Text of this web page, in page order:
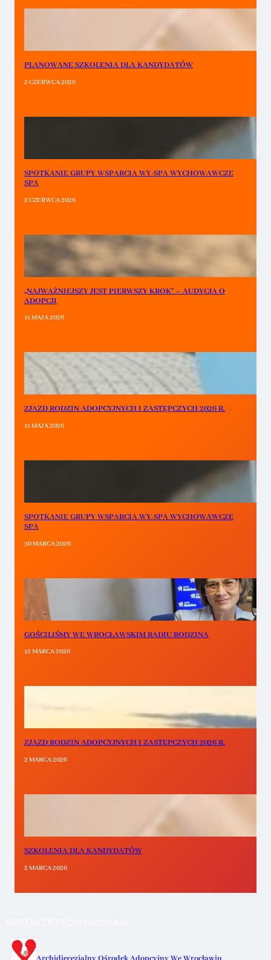
PLANOWANE SZKOLENIA DLA KANDYDATÓW
2 CZERWCA 2026
SPOTKANIE GRUPY WSPARCIA WY-SPA WYCHOWAWCZE
SPA
2 CZERWCA 2026
„NAJWAŻNIEJSZY JEST PIERWSZY KROK” – AUDYCJA O
ADOPCJI
11 MAJA 2026
ZJAZD RODZIN ADOPCYJNYCH I ZASTĘPCZYCH 2026 R.
11 MAJA 2026
SPOTKANIE GRUPY WSPARCIA WY-SPA WYCHOWAWCZE
SPA
30 MARCA 2026
GOŚCILIŚMY WE WROCŁAWSKIM RADIU RODZINA
12 MARCA 2026
ZJAZD RODZIN ADOPCYJNYCH I ZASTĘPCZYCH 2026 R.
2 MARCA 2026
SZKOLENIA DLA KANDYDATÓW
2 MARCA 2026